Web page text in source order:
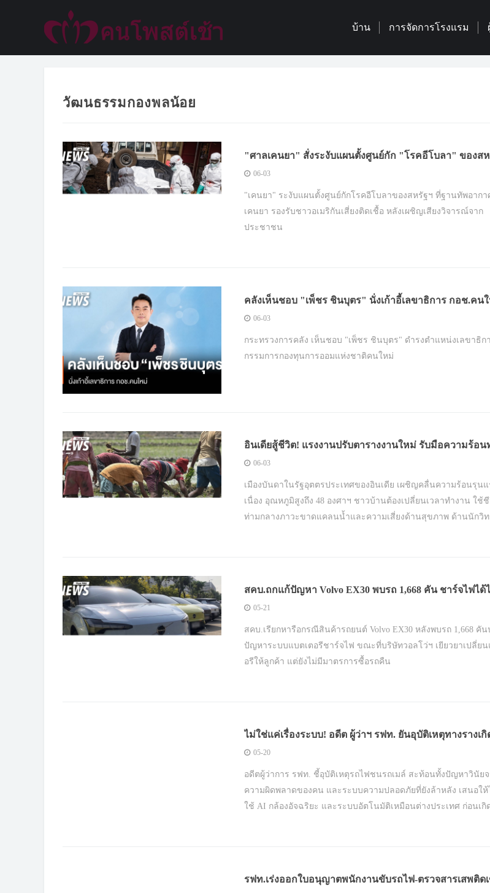
บ้าน การจัดการโรงแรม
วัฒนธรรมกองพลน้อย
"ศาลเคนยา" สั่งระงับแผนตั้งศูนย์กัก "โรคอีโบลา" ของส
06-03
"เคนยา" ระงับแผนตั้งศูนย์กักโรคอีโบลาของสหรัฐฯ ที่ฐานทัพอากา
เคนยา รองรับชาวอเมริกันเสี่ยงติดเชื้อ หลังเผชิญเสียงวิจารณ์จาก
ประชาชน
คลังเห็นชอบ "เพ็ชร ชินบุตร" นั่งเก้าอี้เลขาธิการ กอช.คน
06-03
กระทรวงการคลัง เห็นชอบ "เพ็ชร ชินบุตร" ดำรงตำแหน่งเลขาธิก
กรรมการกองทุนการออมแห่งชาติคนใหม่
อินเดียสู้ชีวิต! แรงงานปรับตารางงานใหม่ รับมือความร้อน
48 องศาฯ
06-03
เมืองบันดาในรัฐอุตตรประเทศของอินเดีย เผชิญคลื่นความร้อนรุนแ
เนื่อง อุณหภูมิสูงถึง 48 องศาฯ ชาวบ้านต้องเปลี่ยนเวลาทำงาน ใช้
ท่ามกลางภาวะขาดแคลนน้ำและความเสี่ยงด้านสุขภาพ ด้านนักวิท
สคบ.ถกแก้ปัญหา Volvo EX30 พบรถ 1,668 คัน ชาร์จไฟได้
70%
05-21
สคบ.เรียกหารือกรณีสินค้ารถยนต์ Volvo EX30 หลังพบรถ 1,668 คั
ปัญหาระบบแบตเตอรีชาร์จไฟ ขณะที่บริษัทวอลโว่ฯ เยียวยาเปลี่ยน
อรีให้ลูกค้า แต่ยังไม่มีมาตรการซื้อรถคืน
ไม่ใช่แค่เรื่องระบบ! อดีต ผู้ว่าฯ รฟท. ยันอุบัติเหตุทางรางเกิ
"คนฝ่าฝืนกฎ"
05-20
อดีตผู้ว่าการ รฟท. ชี้อุบัติเหตุรถไฟชนรถเมล์ สะท้อนทั้งปัญหาวินัยจ
ความผิดพลาดของคน และระบบความปลอดภัยที่ยังล้าหลัง เสนอให้
ใช้ AI กล้องอัจฉริยะ และระบบอัตโนมัติเหมือนต่างประเทศ ก่อนเกิ
รฟท.เร่งออกใบอนุญาตพนักงานขับรถไฟ-ตรวจสารเสพติด